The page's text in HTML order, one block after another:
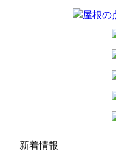
新着情報